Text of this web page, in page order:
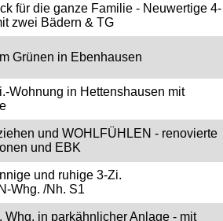
für die ganze Familie - Neuwertige 4-
zwei Bädern & TG
Grünen in Ebenhausen
Wohnung in Hettenshausen mit
und WOHLFÜHLEN - renovierte
und EBK
und ruhige 3-Zi.
Whg. /Nh. S1
Whg. in parkähnlicher Anlage - mit